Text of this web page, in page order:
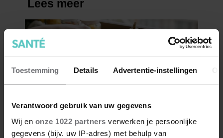
Toestemming Details Advertentie-instellingen
Verantwoord gebruik van uw gegevens
Wij en onze 1022 partners verwerken je persoonlijke
gegevens (bijv. uw IP-adres) met behulp van